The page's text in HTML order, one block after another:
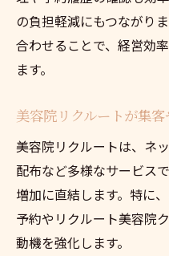
美容院リクルー
を解説
リクルート美容
美容院経営者が
ホットペッパー
る利益構造
美容院リクルー
の最適化
の負担軽減にもつながり
合わせることで、経営効
ます。
美容院リクルートが集
美容院リクルートは、ネ
配布など多様なサービス
増加に直結します。特に
予約やリクルート美容院
動機を強化します。